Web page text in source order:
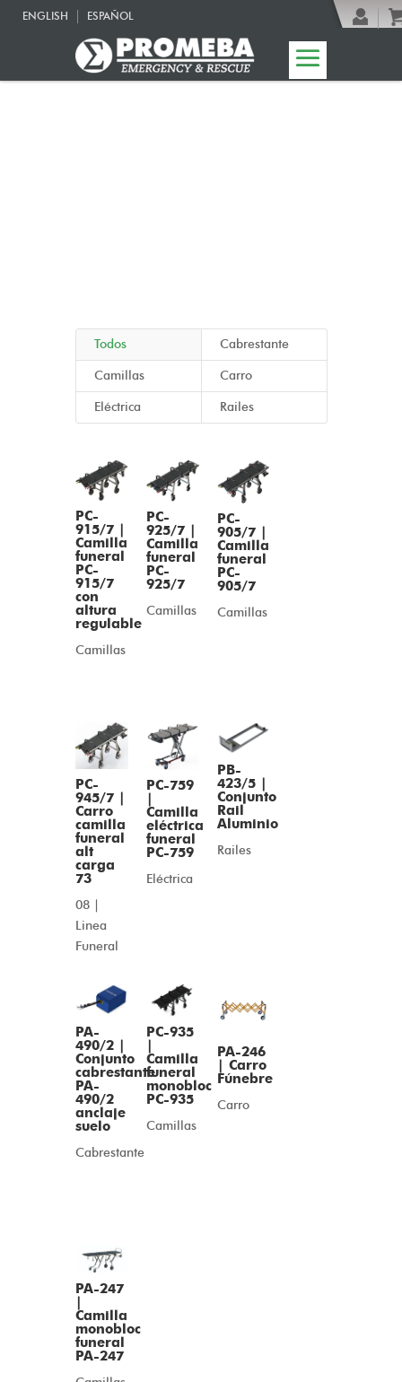
ENGLISH ESPAÑOL
Todos Cabrestante
Camillas Carro
Eléctrica Railes
PC-
915/7 |
Camilla
funeral
PC-
915/7
con
altura
regulable
Camillas
PC-
925/7 |
Camilla
funeral
PC-
925/7
Camillas
PC-
905/7 |
Camilla
funeral
PC-
905/7
Camillas
PC-
945/7 |
Carro
camilla
funeral
alt
carga
73
08 |
Linea
Funeral
PC-759
|
Camilla
eléctrica
funeral
PC-759
Eléctrica
PB-
423/5 |
Conjunto
Rail
Aluminio
Railes
PA-
490/2 |
Conjunto
cabrestante
PA-
490/2
anclaje
suelo
Cabrestante
PC-935
|
Camilla
funeral
monobloc
PC-935
Camillas
PA-246
| Carro
Fúnebre
Carro
PA-247
|
Camilla
monobloc
funeral
PA-247